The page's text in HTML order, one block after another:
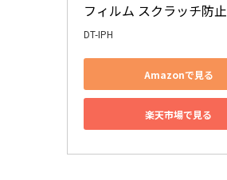
フィルム スクラッチ防止
DT-IPH
Amazonで見る
楽天市場で見る